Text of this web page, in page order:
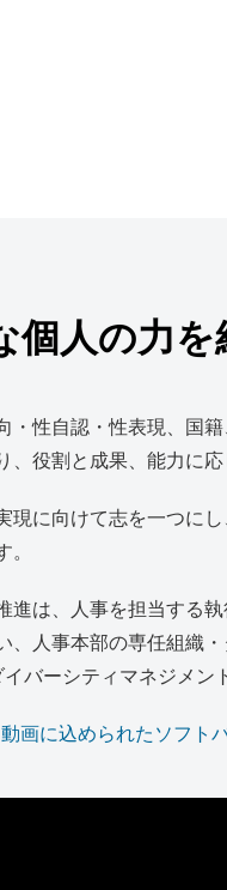
個人の力を
・性自認・性表現、国
役割と成果、能力に
現に向けて志を一つに
進は、人事を担当する
、人事本部の専任組織
バーシティマネジメン
画に込められたソフト